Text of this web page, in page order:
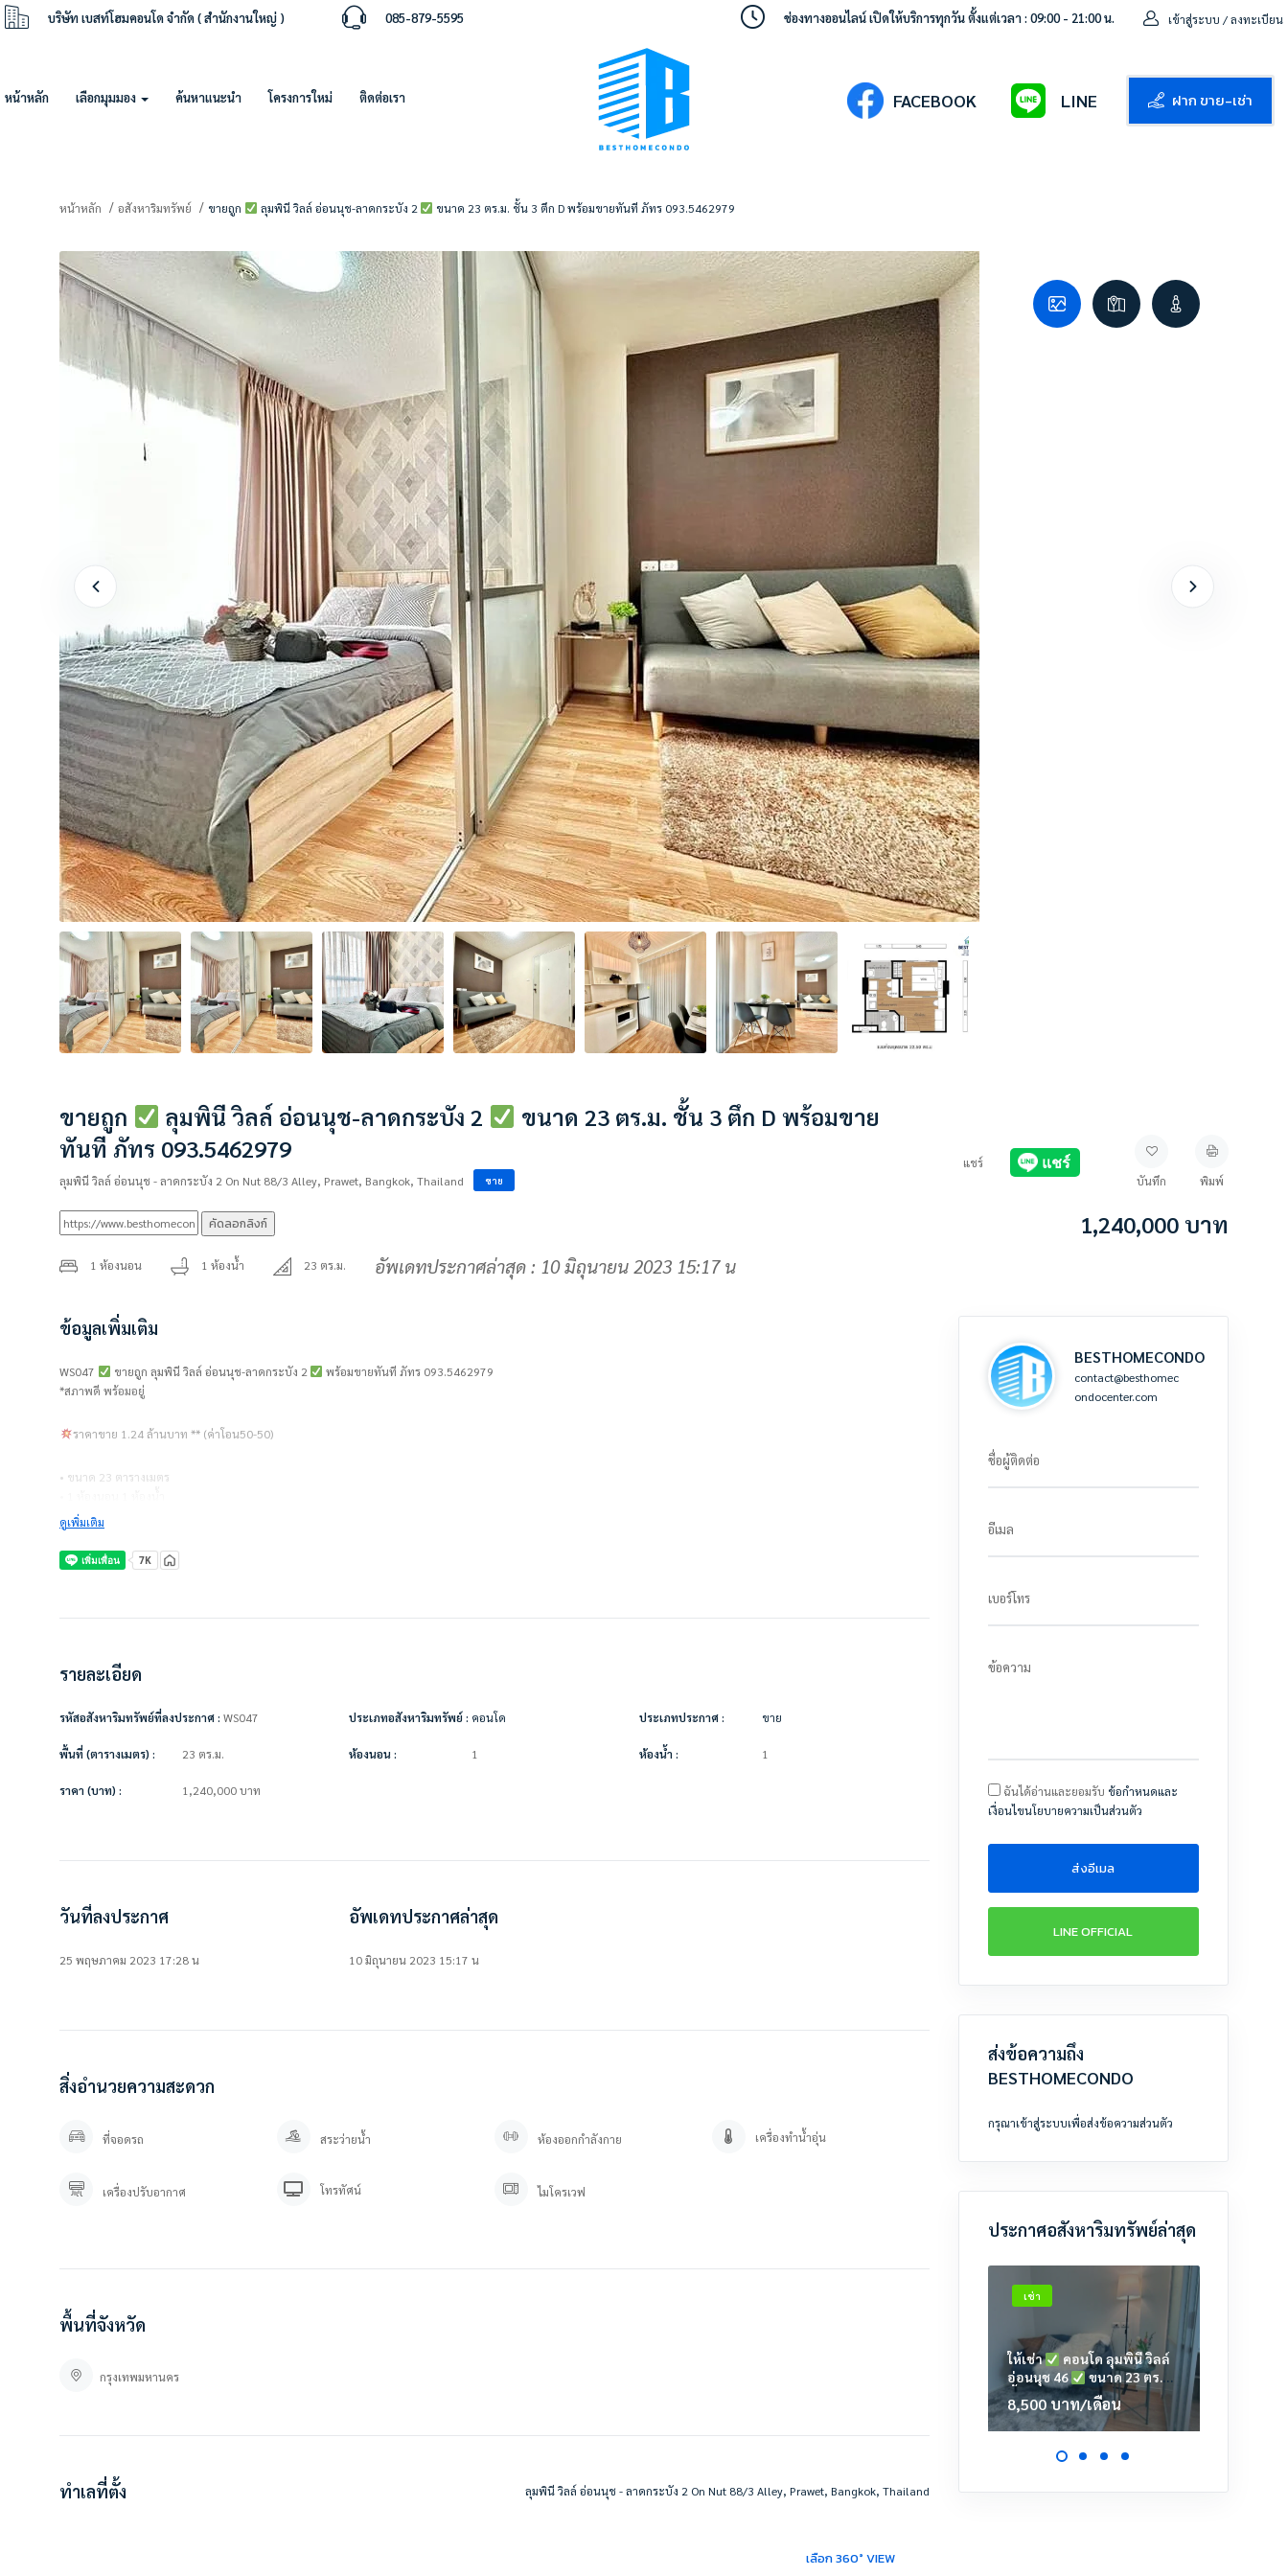
บริษัท เบสท์โฮมคอนโด จำกัด ( สำนักงานใหญ่ ) 085-879-5595 ช่องทางออนไลน์ เปิดให้บริการทุกวัน ตั้งแต่เวลา : 09:00 - 21:00 น. เข้าสู่ระบบ / ลงทะเบียน
หน้าหลัก เลือกมุมมอง ค้นหาแนะนำ โครงการใหม่ ติดต่อเรา FACEBOOK LINE ฝาก ขาย-เช่า
หน้าหลัก อสังหาริมทรัพย์ ขายถูก ลุมพินี วิลล์ อ่อนนุช-ลาดกระบัง 2 ขนาด 23 ตร.ม. ชั้น 3 ตึก D พร้อมขายทันที ภัทร 093.5462979
ขายถูก ลุมพินี วิลล์ อ่อนนุช-ลาดกระบัง 2
ขนาด 23 ตร.ม. ชั้น 3 ตึก D พร้อมขาย
ทันที ภัทร 093.5462979
ลุมพินี วิลล์ อ่อนนุช - ลาดกระบัง 2 On Nut 88/3 Alley, Prawet, Bangkok, Thailand ขาย
คัดลอกลิงก์
1 ห้องนอน 1 ห้องน้ำ 23 ตร.ม. อัพเดทประกาศล่าสุด : 10 มิถุนายน 2023 15:17 น
แชร์
บันทึก
พิมพ์
1,240,000 บาท
ข้อมูลเพิ่มเติม
WS047 ขายถูก ลุมพินี วิลล์ อ่อนนุช-ลาดกระบัง 2
พร้อมขายทันที ภัทร 093.5462979
*สภาพดี พร้อมอยู่
ราคาขาย 1.24 ล้านบาท ** (ค่าโอน50-50)
• ขนาด 23 ตารางเมตร
• ชั้น 3
• อาคาร D
• ค่าส่วนกลาง 30 บาท/ตร.ม..
• แอร์
• ไมโครเวฟ
• เตียง + ที่นอน
• ผ้าม่าน
• โต๊ะทานข้าว + เก้าอี้
• สวนหย่อม
• ระบบรักษาความปลอดภัยตลอด 24 ชม.
• ที่จอดรถ
===============
สนใจติดต่อสอบถาม / นัดดู เข้ามาได้เลยค่ะ
Line OA. : https://lin.ee/YfpvBtC (@besthome)
ซ. อ่อนนุช 88/3 แขวงประเวศ เขต ประเวศ กรุงเทพมหานคร
ดูเพิ่มเติม
รายละเอียด
รหัสอสังหาริมทรัพย์ที่ลงประกาศ : WS047 ประเภทอสังหาริมทรัพย์ : คอนโด ประเภทประกาศ : ขาย
พื้นที่ (ตารางเมตร) : 23 ตร.ม. ห้องนอน : 1 ห้องน้ำ : 1
ราคา (บาท) : 1,240,000บาท
วันที่ลงประกาศ
25 พฤษภาคม 2023 17:28 น
อัพเดทประกาศล่าสุด
10 มิถุนายน 2023 15:17 น
สิ่งอำนวยความสะดวก
ที่จอดรถ สระว่ายน้ำ ห้องออกกำลังกาย เครื่องทำน้ำอุ่น
เครื่องปรับอากาศ โทรทัศน์ ไมโครเวฟ
พื้นที่จังหวัด
กรุงเทพมหานคร
ทำเลที่ตั้ง ลุมพินี วิลล์ อ่อนนุช - ลาดกระบัง 2 On Nut 88/3 Alley, Prawet, Bangkok, Thailand
เลือก 360° VIEW
BESTHOMECONDO
contact@besthomec
ondocenter.com
ชื่อผู้ติดต่อ
อีเมล
เบอร์โทร
ข้อความ
ฉันได้อ่านและยอมรับ ข้อกำหนดและ
เงื่อนไขนโยบายความเป็นส่วนตัว
ส่งอีเมล
LINE OFFICIAL
ส่งข้อความถึง
BESTHOMECONDO
กรุณาเข้าสู่ระบบเพื่อส่งข้อความส่วนตัว
ประกาศอสังหาริมทรัพย์ล่าสุด
เช่า
ให้เช่า
คอนโด ลุมพินี วิลล์
อ่อนนุช 46
ขนาด 23 ตร.ม.
ชั้น 6 ตึก A2
8,500บาท/เดือน